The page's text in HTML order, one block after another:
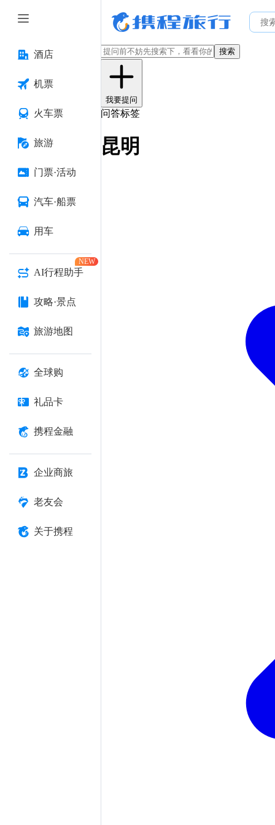
酒店
机票
火车票
旅游
门票·活动
汽车·船票
用车
AI行程助手
NEW
攻略·景点
旅游地图
全球购
礼品卡
携程金融
企业商旅
老友会
关于携程
搜索
我要提问
问答标签
昆明